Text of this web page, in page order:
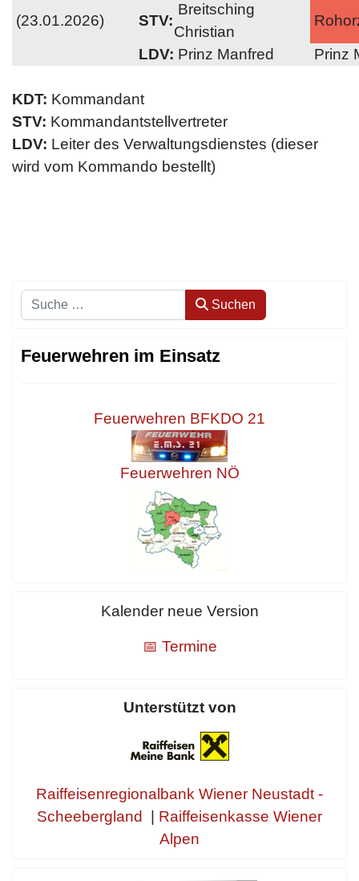
(23.01.2026)
STV:
Breitsching
Christian
LDV: Prinz Manfred Prinz
KDT: Kommandant
STV: Kommandantstellvertreter
LDV: Leiter des Verwaltungsdienstes (dieser
wird vom Kommando bestellt)
Suchen Suchen
Feuerwehren im Einsatz
Feuerwehren BFKDO 21
Feuerwehren NÖ
Kalender neue Version
📅 Termine
Unterstützt von
Raiffeisenregionalbank Wiener Neustadt -
Scheebergland
Raiffeisenkasse Wiener
Alpen